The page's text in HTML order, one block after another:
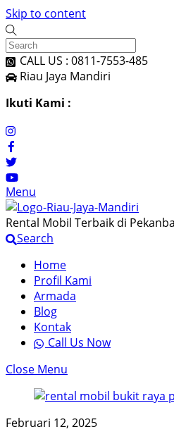
Skip to content
CALL US : 0811-7553-485
Riau Jaya Mandiri
Ikuti Kami :
Menu
Rental Mobil Terbaik di
Search
Home
Profil Kami
Armada
Blog
Kontak
Call Us Now
Close Menu
Februari 12, 2025